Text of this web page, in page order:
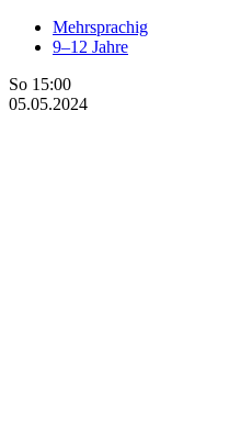
Mehrsprachig
9–12 Jahre
So 15:00
05.05.2024